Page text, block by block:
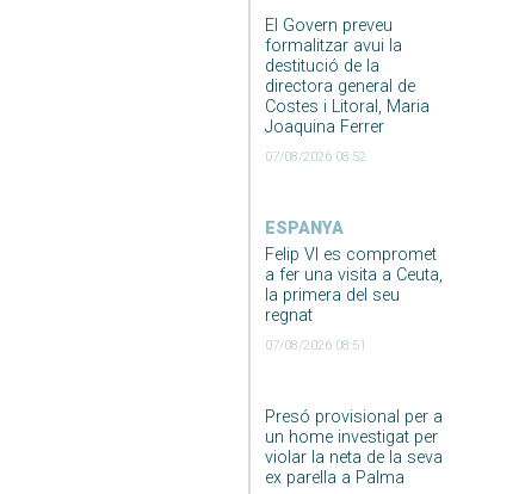
El Govern preveu
formalitzar avui la
destitució de la
directora general de
Costes i Litoral, Maria
Joaquina Ferrer
07/08/2026 08:52
ESPANYA
Felip VI es compromet
a fer una visita a Ceuta,
la primera del seu
regnat
07/08/2026 08:51
Presó provisional per a
un home investigat per
violar la neta de la seva
ex parella a Palma